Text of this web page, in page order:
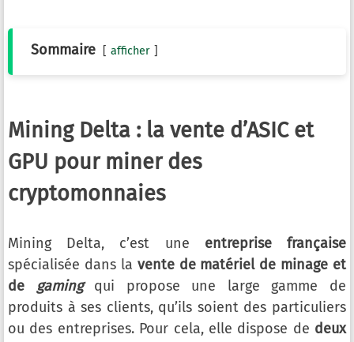
Sommaire afficher
Mining Delta : la vente d’ASIC et
GPU pour miner des
cryptomonnaies
Mining Delta, c’est une entreprise française
spécialisée dans la vente de matériel de minage et
de
gaming
qui propose une large gamme de
produits à ses clients, qu’ils soient des particuliers
ou des entreprises. Pour cela, elle dispose de deux